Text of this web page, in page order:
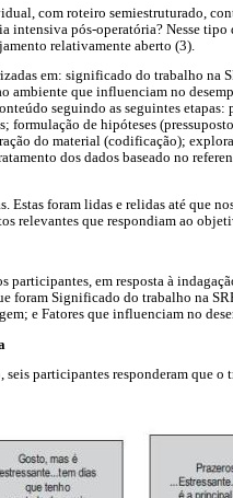
com roteiro semiestruturado,
intensiva pós-operatória? Nesse
relativamente aberto (3).
em: significado do trabalho na
ambiente que influenciam no
seguindo as seguintes etapas:
de hipóteses
do material (codificação);
dos dados baseado no
Estas foram lidas e relidas até que
relevantes que respondiam ao
participantes, em resposta à
foram Significado do trabalho na
e Fatores que influenciam no
participantes responderam que o